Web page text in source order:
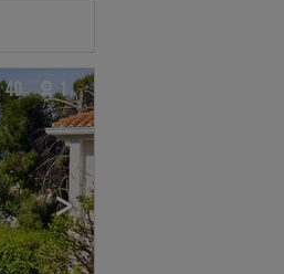
>
40 1